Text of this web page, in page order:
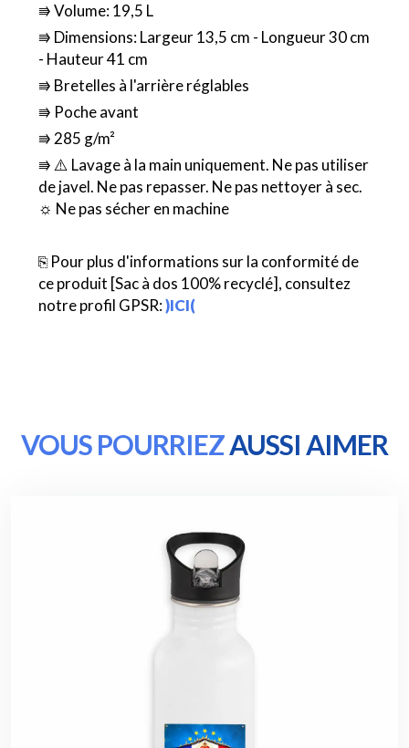
⭆ Volume: 19,5 L
⭆ Dimensions: Largeur 13,5 cm - Longueur 30 cm
- Hauteur 41 cm
⭆ Bretelles à l'arrière réglables
⭆ Poche avant
⭆ 285 g/m²
⭆ ⚠️ Lavage à la main uniquement. Ne pas utiliser
de javel. Ne pas repasser. Ne pas nettoyer à sec.
☼ Ne pas sécher en machine
⎘ Pour plus d'informations sur la conformité de
ce produit [Sac à dos 100% recyclé], consultez
notre profil GPSR:)ICI(
VOUS POURRIEZAUSSI AIMER